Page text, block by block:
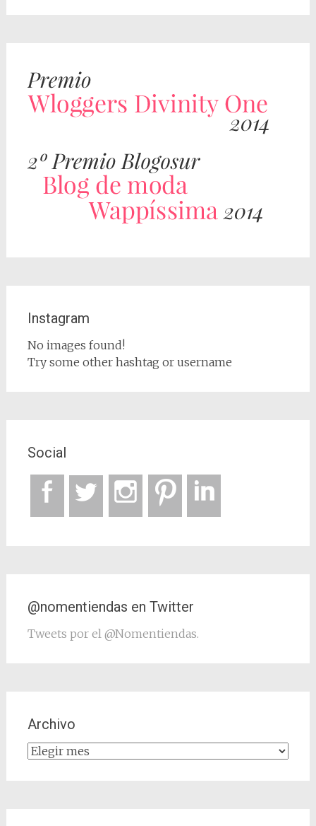
Instagram
No images found!
Try some other hashtag or username
Social
@nomentiendas en Twitter
Tweets por el @Nomentiendas.
Archivo
Archivo